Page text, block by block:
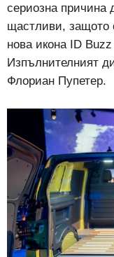
сериозна
щастливи, защото
нова икона ID
Изпълнителният
Флориан Пупетер.